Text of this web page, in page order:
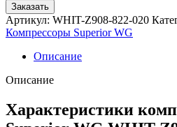
Заказать
Артикул: WHIT-Z908-822-020
Компрессоры Superior WG
Описание
Описание
Характеристики